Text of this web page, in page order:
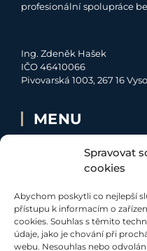
Spravovat
cookies
Abychom poskytli co nejlepší
přístupu k informacím o
cookies. Souhlas s těmito
údaje, jako je chování při
webu. Nesouhlas nebo
profesionální spolupráce
Ing. Zdeněk Hašek
IČO 46410066
Pivovarská 1003, 267 16
MENU
KONTAKT